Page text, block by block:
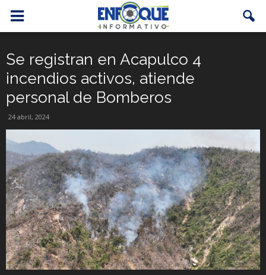
Se registran en Acapulco 4
incendios activos, atiende
personal de Bomberos
24 abril, 2024